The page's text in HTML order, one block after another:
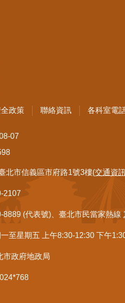
政策 聯絡資訊 各科室電
07
北市信義區市府路1號3樓(交通資
2107
8889 (代表號)、臺北市民當家熱線
至星期五 上午8:30-12:30 下午
市政府地政局